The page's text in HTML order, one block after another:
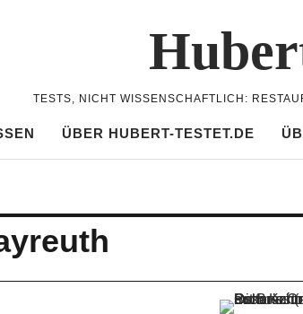
TESTS, NICHT WISSENSCHAFTLICH:
ÜBER HUBERT-TESTET.DE